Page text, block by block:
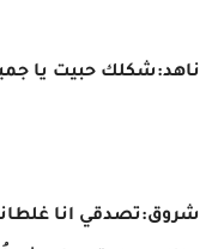
ناهد:شكلك حبيت يا
شروق:تصدقي انا